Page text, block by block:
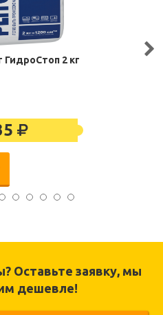
2 кг
Оставьте заявку, мы
дешевле!